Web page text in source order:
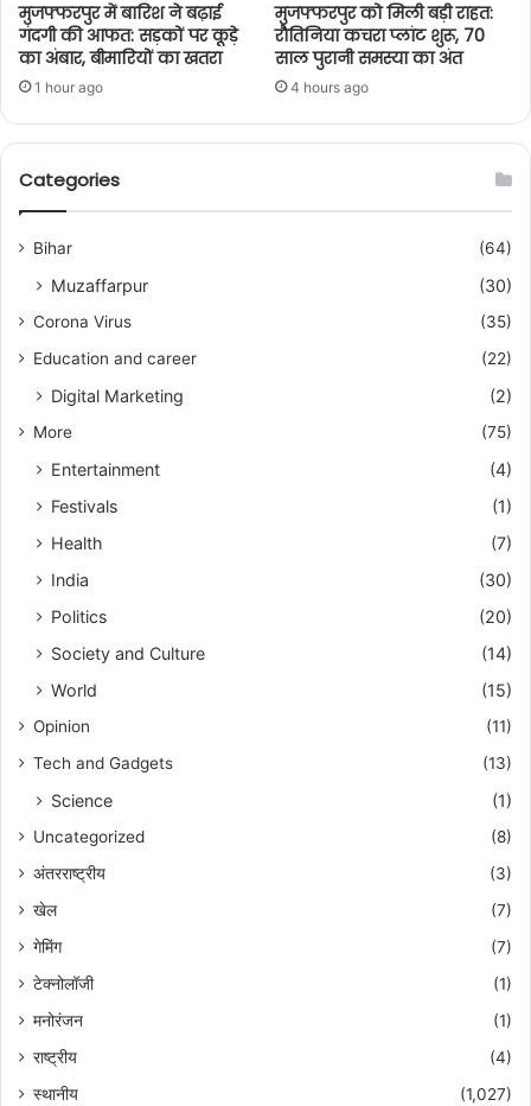
मुजफ्फरपुर में बारिश ने बढ़ाई
गंदगी की आफत: सड़कों पर कूड़े
का अंबार, बीमारियों का खतरा
1 hour ago
मुजफ्फरपुर को मिली बड़ी राहत:
रौतिनिया कचरा प्लांट शुरू, 70
साल पुरानी समस्या का अंत
4 hours ago
Categories
Bihar (64)
Muzaffarpur (30)
Corona Virus
(35)
Education and career
(22)
Digital Marketing (2)
More (75)
Entertainment
(4)
Festivals
(1)
Health
(7)
India
(30)
Politics
(20)
Society and Culture
(14)
World
(15)
Opinion
(11)
Tech and Gadgets
(13)
Science (1)
Uncategorized
(8)
अंतरराष्ट्रीय
(3)
खेल
(7)
गेमिंग
(7)
टेक्नोलॉजी
(1)
मनोरंजन
(1)
राष्ट्रीय
(4)
स्थानीय
(1,027)